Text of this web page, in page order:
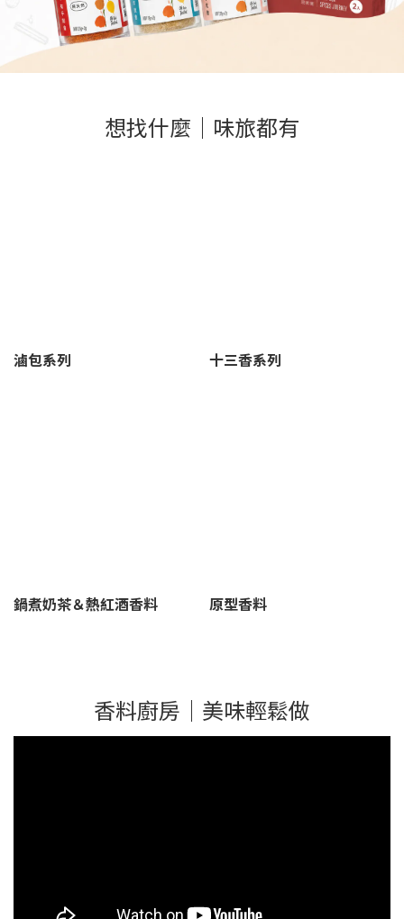
想找什麼｜味旅都有
滷包系列 十三香系列
鍋煮奶茶＆熱紅酒香料 原型香料
香料廚房｜美味輕鬆做